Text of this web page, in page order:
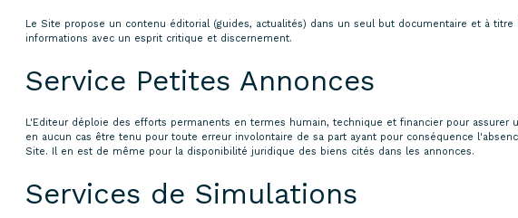
Le Site propose un contenu éditorial (guides, actualités) dans un seul but documentaire et à
informations avec un esprit critique et discernement.
Service Petites Annonces
L'Editeur déploie des efforts permanents en termes humain, technique et financier pour
en aucun cas être tenu pour toute erreur involontaire de sa part ayant pour conséquence
Site. Il en est de même pour la disponibilité juridique des biens cités dans les annonces.
Services de Simulations